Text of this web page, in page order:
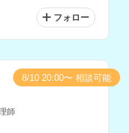
フォロー
師
8/10 20:00〜 相談可能